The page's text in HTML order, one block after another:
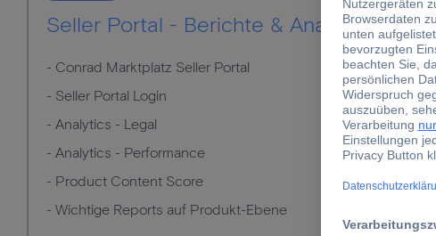
Seller Portal - Berichte & Analytik
- Conrad Marktplatz Seller Portal
- Seller Portal Login
- Analytics - Legal
- Analytics - Performance
- Product Content Score
- Wichtige Reports auf Produkt-Ebene